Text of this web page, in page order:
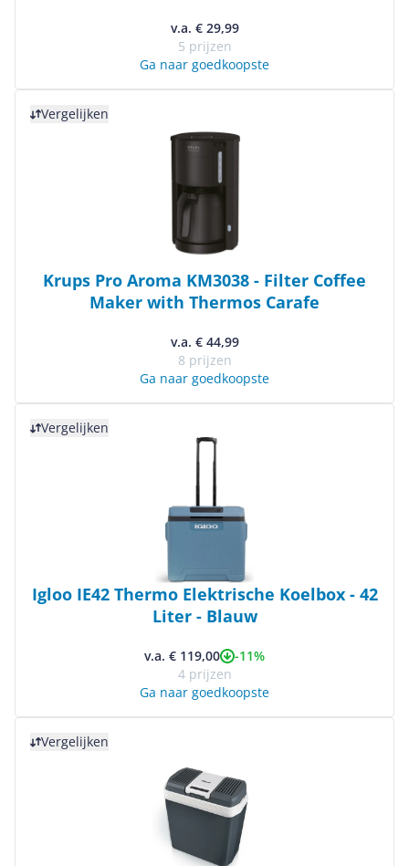
v.a. € 29,99
5 prijzen
Ga naar goedkoopste
Vergelijken
Krups Pro Aroma KM3038 - Filter Coffee
Maker with Thermos Carafe
v.a. € 44,99
8 prijzen
Ga naar goedkoopste
Vergelijken
Igloo IE42 Thermo Elektrische Koelbox - 42
Liter - Blauw
v.a. € 119,00
-11%
4 prijzen
Ga naar goedkoopste
Vergelijken